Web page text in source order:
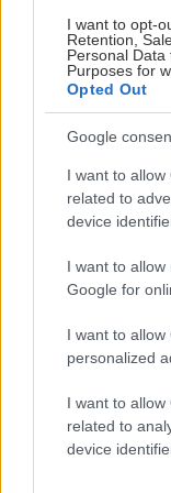
I want to opt-
Retention,
Personal
Purposes for
Opted Out
Google
I want to
related to
device
I want to
Google for
I want to
personalized
I want to
related to
device
hellre vara helt
att spela. Jag
Med en och en
det ett intensivt
centerplatsen.
– För vår del
att vi kommer